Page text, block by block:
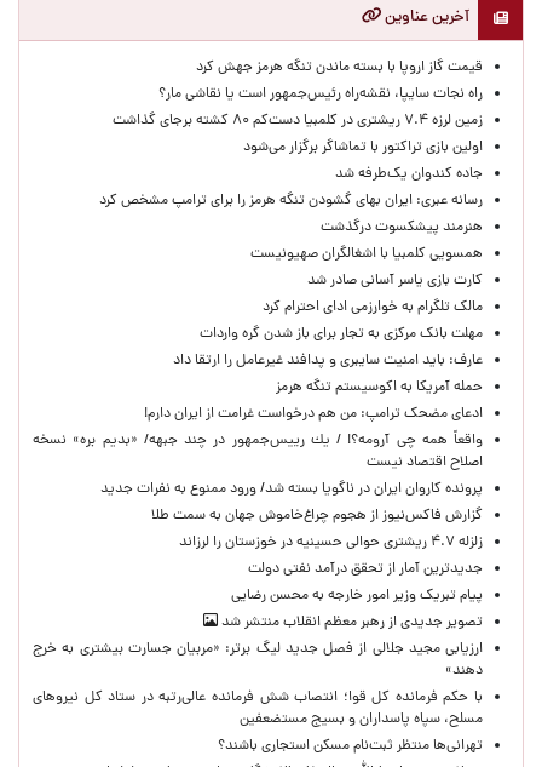
آخرین عناوین
قیمت گاز اروپا با بسته ماندن تنگه هرمز جهش کرد
راه نجات سایپا، نقشه‌راه رئیس‌جمهور است یا نقاشی مار؟
زمین لرزه ۷.۴ ریشتری در کلمبیا دست‌کم ۸۰ کشته برجای گذاشت
اولین بازی تراکتور با تماشاگر برگزار می‌شود
جاده کندوان یک‌طرفه شد
رسانه عبری: ایران بهای گشودن تنگه هرمز را برای ترامپ مشخص کرد
هنرمند پیشکسوت درگذشت
همسویی کلمبیا با اشغالگران صهیونیست
کارت بازی یاسر آسانی صادر شد
مالک تلگرام به خوارزمی ادای احترام کرد
مهلت بانک مرکزی به تجار برای باز شدن گره واردات
عارف: باید امنیت سایبری و پدافند غیرعامل را ارتقا داد
حمله آمریکا به اکوسیستم تنگه هرمز
ادعای مضحک ترامپ: من هم درخواست غرامت از ایران دارم!
واقعاً همه چی آرومه؟! / يك رييس‌جمهور در چند جبهه/ «بدیم بره» نسخه
اصلاح اقتصاد نیست
پرونده کاروان ایران در ناگویا بسته شد/ ورود ممنوع به نفرات جدید
گزارش فاکس‌نیوز از هجوم چراغ‌خاموش جهان به سمت طلا
زلزله ۴.۷ ریشتری حوالی حسینیه در خوزستان را لرزاند
جدیدترین آمار از تحقق درآمد نفتی دولت
پیام تبریک وزیر امور خارجه به محسن رضایی
تصویر جدیدی از رهبر معظم انقلاب منتشر شد
ارزیابی مجید جلالی از فصل جدید لیگ برتر: «مربیان جسارت بیشتری به خرج
دهند»
با حکم فرمانده کل قوا؛ انتصاب شش فرمانده عالی‌رتبه در ستاد کل نیروهای
مسلح، سپاه پاسداران و بسیج مستضعفین
تهرانی‌ها منتظر ثبت‌نام مسکن استجاری باشند؟